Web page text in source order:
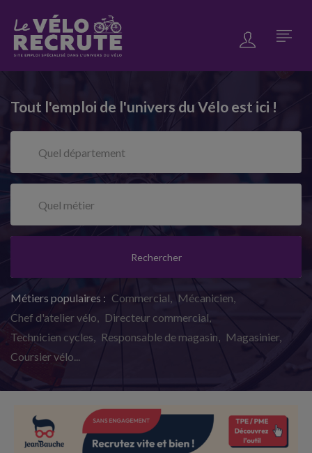
Tout l'emploi de l'univers du Vélo est ici !
Rechercher
Métiers populaires : Commercial
Mécanicien
Chef d'atelier vélo
Directeur commercial
Technicien cycles
Responsable de magasin
Magasinier
Coursier vélo...